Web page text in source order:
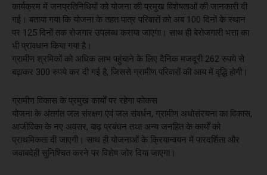
कार्यक्रम में जनप्रतिनिधियों को योजना की प्रमुख विशेषताओं की जानकारी दी
गई। बताया गया कि योजना के तहत पात्र परिवारों को अब 100 दिनों के स्थान
पर 125 दिनों तक रोजगार उपलब्ध कराया जाएगा। साथ ही बेरोजगारी भत्ता का
भी प्रावधान किया गया है।
ग्रामीण श्रमिकों को अधिक लाभ पहुंचाने के लिए दैनिक मजदूरी 262 रुपये से
बढ़ाकर 300 रुपये कर दी गई है, जिससे ग्रामीण परिवारों की आय में वृद्धि होगी।
ग्रामीण विकास के प्रमुख कार्यों पर रहेगा फोकस
योजना के अंतर्गत जल संरक्षण एवं जल संवर्धन, ग्रामीण अधोसंरचना का विकास,
आजीविका के नए अवसर, बाढ़ प्रबंधन तथा अन्य जनहित के कार्यों को
प्राथमिकता दी जाएगी। साथ ही योजनाओं के क्रियान्वयन में पारदर्शिता और
जवाबदेही सुनिश्चित करने पर विशेष जोर दिया जाएगा।